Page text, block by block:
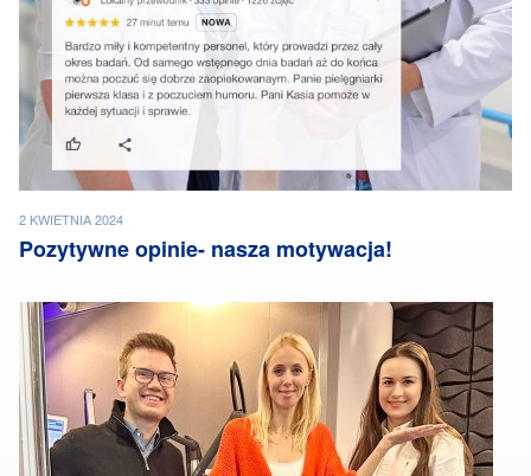
2 KWIETNIA 2024
Pozytywne opinie- nasza motywacja!